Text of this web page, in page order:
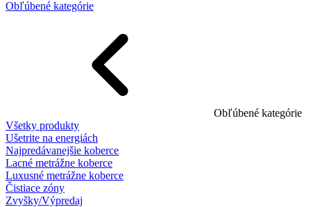
Obľúbené kategórie
Obľúbené kategórie
Všetky produkty
Ušetrite na energiách
Najpredávanejšie koberce
Lacné metrážne koberce
Luxusné metrážne koberce
Čistiace zóny
Zvyšky/Výpredaj